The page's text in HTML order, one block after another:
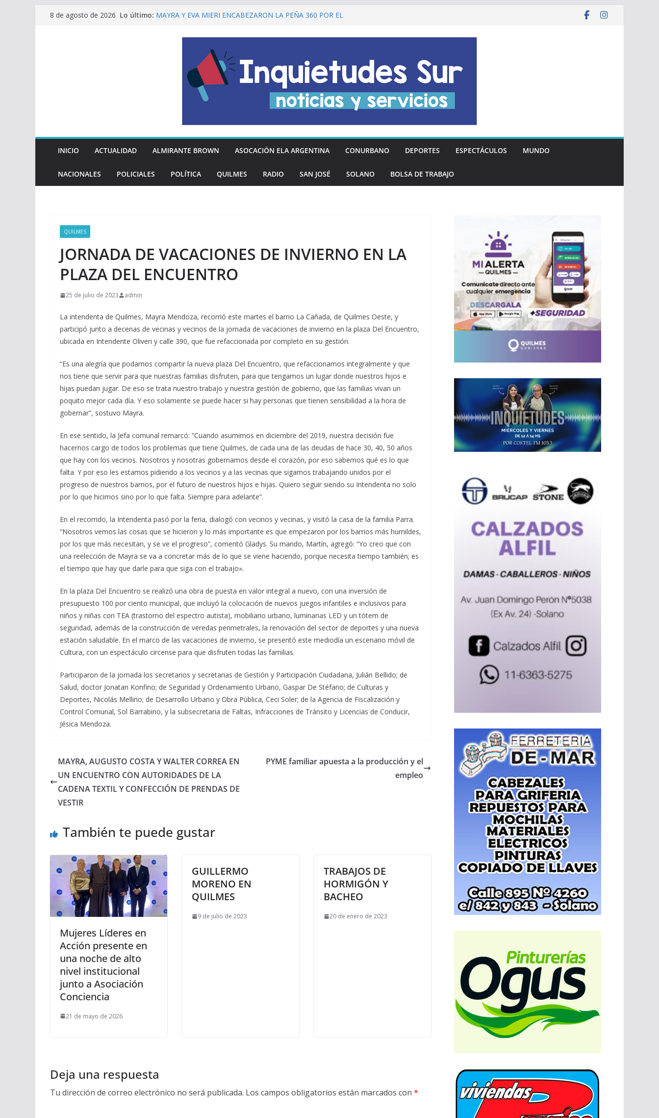
Saltar8 de agosto de 2026 Lo último: MAYRA Y EVA MIERI ENCABEZARON LA PEÑA 360 POR EL
PELUQUERÍAS TODOS LOS DÍAS MIÉRCOLES
Encuesta: qué piensan los hinchas argentinos de las nuevas
reglas del Mundial
EL MUNICIPIO ENTREGÓ MÁS DE 20 PRÓTESIS DENTALES
A VECINAS Y VECINOS DE QUILMES OESTE
La Diócesis de Quilmes recordó a Jorge Novak a 25 años de
INICIO ACTUALIDAD ALMIRANTE BROWN ASOCACIÓN ELA ARGENTINA CONURBANO DEPORTES ESPECTÁCULOS MUNDO
NACIONALES POLICIALES POLÍTICA QUILMES RADIO SAN JOSÉ SOLANO BOLSA DE TRABAJO
QUILMES
JORNADA DE VACACIONES DE INVIERNO EN LA
PLAZA DEL ENCUENTRO
25 de julio de 2023 admin
La intendenta de Quilmes, Mayra Mendoza, recorrió este martes el barrio La Cañada, de Quilmes Oeste, y
participó junto a decenas de vecinas y vecinos de la jornada de vacaciones de invierno en la plaza Del Encuentro,
ubicada en Intendente Oliveri y calle 390, que fue refaccionada por completo en su gestión.
“Es una alegría que podamos compartir la nueva plaza Del Encuentro, que refaccionamos integralmente y que
nos tiene que servir para que nuestras familias disfruten, para que tengamos un lugar donde nuestros hijos e
hijas puedan jugar. De eso se trata nuestro trabajo y nuestra gestión de gobierno, que las familias vivan un
poquito mejor cada día. Y eso solamente se puede hacer si hay personas que tienen sensibilidad a la hora de
gobernar”, sostuvo Mayra.
En ese sentido, la Jefa comunal remarcó: “Cuando asumimos en diciembre del 2019, nuestra decisión fue
hacernos cargo de todos los problemas que tiene Quilmes, de cada una de las deudas de hace 30, 40, 50 años
que hay con los vecinos. Nosotros y nosotras gobernamos desde el corazón, por eso sabemos qué es lo que
falta. Y por eso les estamos pidiendo a los vecinos y a las vecinas que sigamos trabajando unidos por el
progreso de nuestros barrios, por el futuro de nuestros hijos e hijas. Quiero seguir siendo su Intendenta no solo
por lo que hicimos sino por lo que falta. Siempre para adelante”.
En el recorrido, la Intendenta pasó por la feria, dialogó con vecinos y vecinas, y visitó la casa de la familia Parra.
“Nosotros vemos las cosas que se hicieron y lo más importante es que empezaron por los barrios más humildes,
por los que más necesitan, y se ve el progreso”, comentó Gladys. Su marido, Martín, agregó: “Yo creo que con
una reelección de Mayra se va a concretar más de lo que se viene haciendo, porque necesita tiempo también; es
el tiempo que hay que darle para que siga con el trabajo».
En la plaza Del Encuentro se realizó una obra de puesta en valor integral a nuevo, con una inversión de
presupuesto 100 por ciento municipal, que incluyó la colocación de nuevos juegos infantiles e inclusivos para
niños y niñas con TEA (trastorno del espectro autista), mobiliario urbano, luminarias LED y un tótem de
seguridad, además de la construcción de veredas perimetrales, la renovación del sector de deportes y una nueva
estación saludable. En el marco de las vacaciones de invierno, se presentó este mediodía un escenario móvil de
Cultura, con un espectáculo circense para que disfruten todas las familias.
Participaron de la jornada los secretarios y secretarias de Gestión y Participación Ciudadana, Julián Bellido; de
Salud, doctor Jonatan Konfino; de Seguridad y Ordenamiento Urbano, Gaspar De Stéfano; de Culturas y
Deportes, Nicolás Mellino; de Desarrollo Urbano y Obra Pública, Ceci Soler; de la Agencia de Fiscalización y
Control Comunal, Sol Barrabino, y la subsecretaria de Faltas, Infracciones de Tránsito y Licencias de Conducir,
Jésica Mendoza.
MAYRA, AUGUSTO COSTA Y WALTER CORREA EN
UN ENCUENTRO CON AUTORIDADES DE LA
CADENA TEXTIL Y CONFECCIÓN DE PRENDAS DE
VESTIR
PYME familiar apuesta a la producción y el
empleo
También te puede gustar
Mujeres Líderes en
Acción presente en
una noche de alto
nivel institucional
junto a Asociación
Conciencia
21 de mayo de 2026
GUILLERMO
MORENO EN
QUILMES
9 de julio de 2023
TRABAJOS DE
HORMIGÓN Y
BACHEO
20 de enero de 2023
Deja una respuesta
Tu dirección de correo electrónico no será publicada. Los campos obligatorios están marcados con *